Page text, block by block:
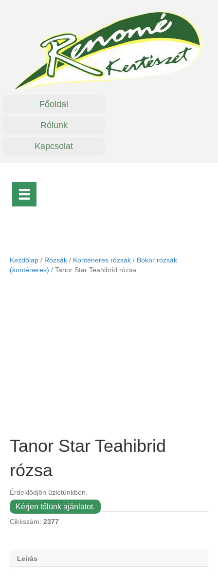
Főoldal
Rólunk
Kapcsolat
Kezdőlap / Rózsák / Konténeres rózsák / Bokor rózsák
(konténeres) / Tanor Star Teahibrid rózsa
Tanor Star Teahibrid
rózsa
Érdeklődjön üzletünkben.
Kérjen tőlünk ajánlatot.
Cikkszám: 2377
Leírás